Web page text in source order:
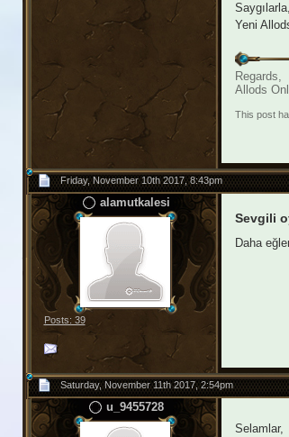
Saygılarla,
Yeni
Regards,
Allods
This post
Friday, November 10th 2017, 8:43pm
alamutkalesi
Posts: 39
Sevgili
Daha
Saturday, November 11th 2017, 2:54pm
u_9455728
Selamlar,